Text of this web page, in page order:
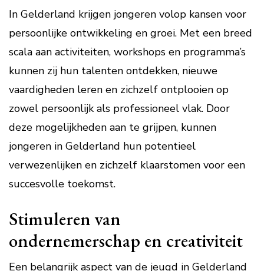
In Gelderland krijgen jongeren volop kansen voor
persoonlijke ontwikkeling en groei. Met een breed
scala aan activiteiten, workshops en programma’s
kunnen zij hun talenten ontdekken, nieuwe
vaardigheden leren en zichzelf ontplooien op
zowel persoonlijk als professioneel vlak. Door
deze mogelijkheden aan te grijpen, kunnen
jongeren in Gelderland hun potentieel
verwezenlijken en zichzelf klaarstomen voor een
succesvolle toekomst.
Stimuleren van
ondernemerschap en creativiteit
Een belangrijk aspect van de jeugd in Gelderland